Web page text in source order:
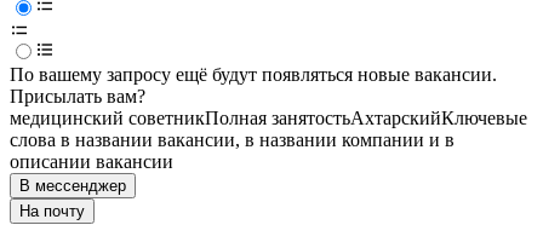
По вашему запросу ещё будут появляться новые вакансии.
Присылать вам?
медицинский советникПолная занятостьАхтарскийКлючевые
слова в названии вакансии, в названии компании и в
описании вакансии
В мессенджер
На почту